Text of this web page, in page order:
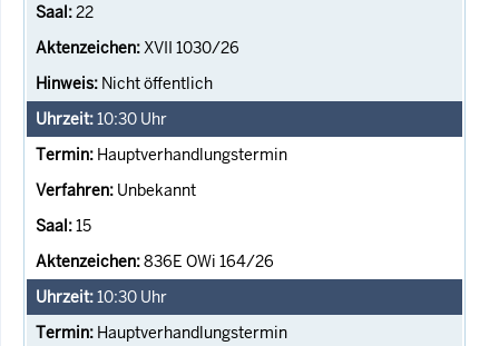
22
XVII 1030/26
Nicht öffentlich
10:30 Uhr
Hauptverhandlungstermin
Unbekannt
15
836E OWi 164/26
10:30 Uhr
Hauptverhandlungstermin